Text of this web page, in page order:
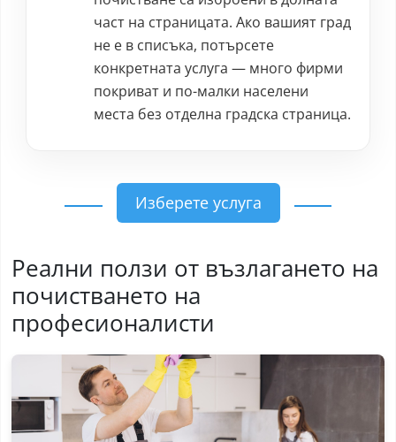
част на страницата. Ако вашият град
не е в списъка, потърсете
конкретната услуга — много фирми
покриват и по-малки населени
места без отделна градска страница.
Изберете услуга
Реални ползи от възлагането на
почистването на
професионалисти